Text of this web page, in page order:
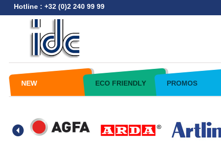
Hotline : +32 (0)2 240 99 99
NEW ECO FRIENDLY PROMOS